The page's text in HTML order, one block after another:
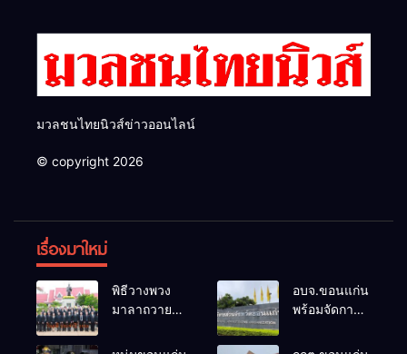
มวลชนไทยนิวส์ข่าวออนไลน์
© copyright 2026
เรื่องมาใหม่
พิธีวางพวง
มาลาถวาย
เนื่องในวันรพี
อบจ.ขอนแก่น
พร้อมจัดการ
ยกฯ 27 ก.ย.